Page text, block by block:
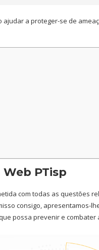
ajudar a proteger-se de
PTisp
com todas as questões
consigo, apresentamos-
possa prevenir e combater